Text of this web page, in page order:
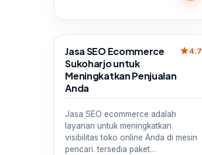
Sale
Jasa SEO Ecommerce
Sukoharjo untuk
Meningkatkan Penjualan
Anda
star4.7
Jasa SEO ecommerce adalah
layanan untuk meningkatkan
visibilitas toko online Anda di mesin
pencari. tersedia paket…